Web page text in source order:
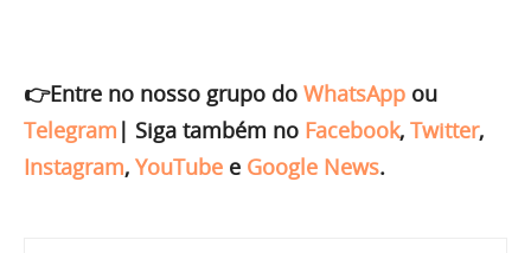
👉Entre no nosso grupo do WhatsApp ou
Telegram | Siga também no Facebook, Twitter,
Instagram, YouTube e Google News.